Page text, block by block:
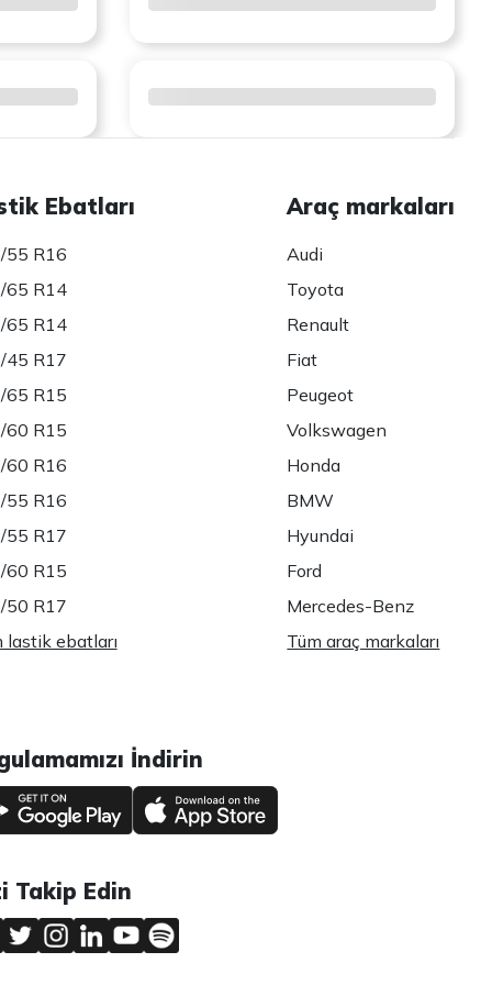
Ebatları
55 R16
65 R14
65 R14
45 R17
65 R15
60 R15
60 R16
55 R16
55 R17
60 R15
50 R17
lastik ebatları
Araç markaları
Audi
Toyota
Renault
Fiat
Peugeot
Volkswagen
Honda
BMW
Hyundai
Ford
Mercedes-Benz
Tüm araç markaları
İndirin
Takip Edin